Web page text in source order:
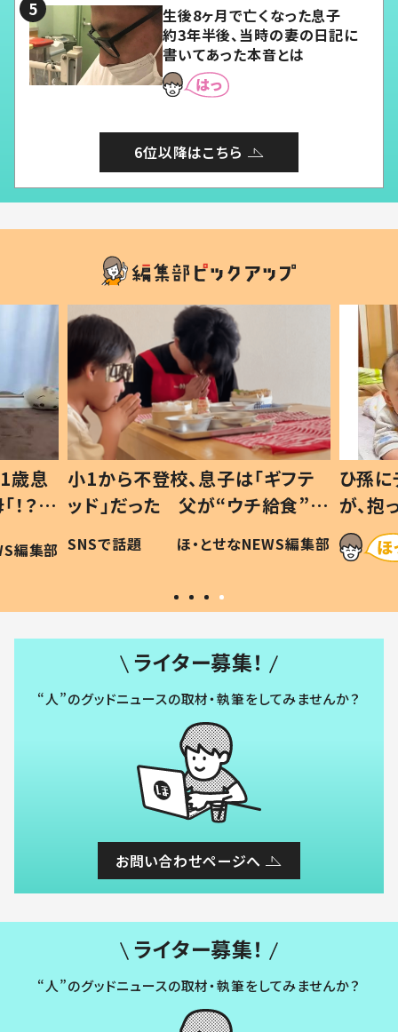
生後8ヶ月で亡くなった息子
約3年半後、当時の妻の日記に
書いてあった本音とは
6位以降はこちら
歳息
？」
編集部
小1から不登校、息子は「ギフテ
ッド」だった 父が“ウチ給食”を
作り続ける理由とは #令和の親
#令和の子
SNSで話題 ほ・とせなNEWS編集部
ひ孫
が、
「涙が
い」
ライター募集！
“人”のグッドニュースの取材・執筆をしてみませんか？
お問い合わせページへ
ライター募集！
“人”のグッドニュースの取材・執筆をしてみませんか？